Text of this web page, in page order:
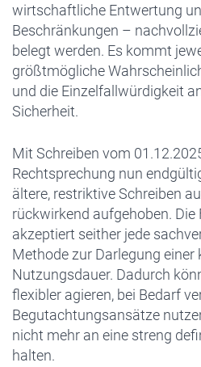
wirtschaftliche Entwertung
Beschränkungen –
belegt werden. Es kommt
größtmögliche
und die Einzelfallwürdigkeit
Sicherheit.
Mit Schreiben vom
Rechtsprechung nun
ältere, restriktive Schreiben
rückwirkend aufgehoben.
akzeptiert seither jede
Methode zur Darlegung einer
Nutzungsdauer. Dadurch
flexibler agieren, bei Bedarf
Begutachtungsansätze
nicht mehr an eine streng
halten.